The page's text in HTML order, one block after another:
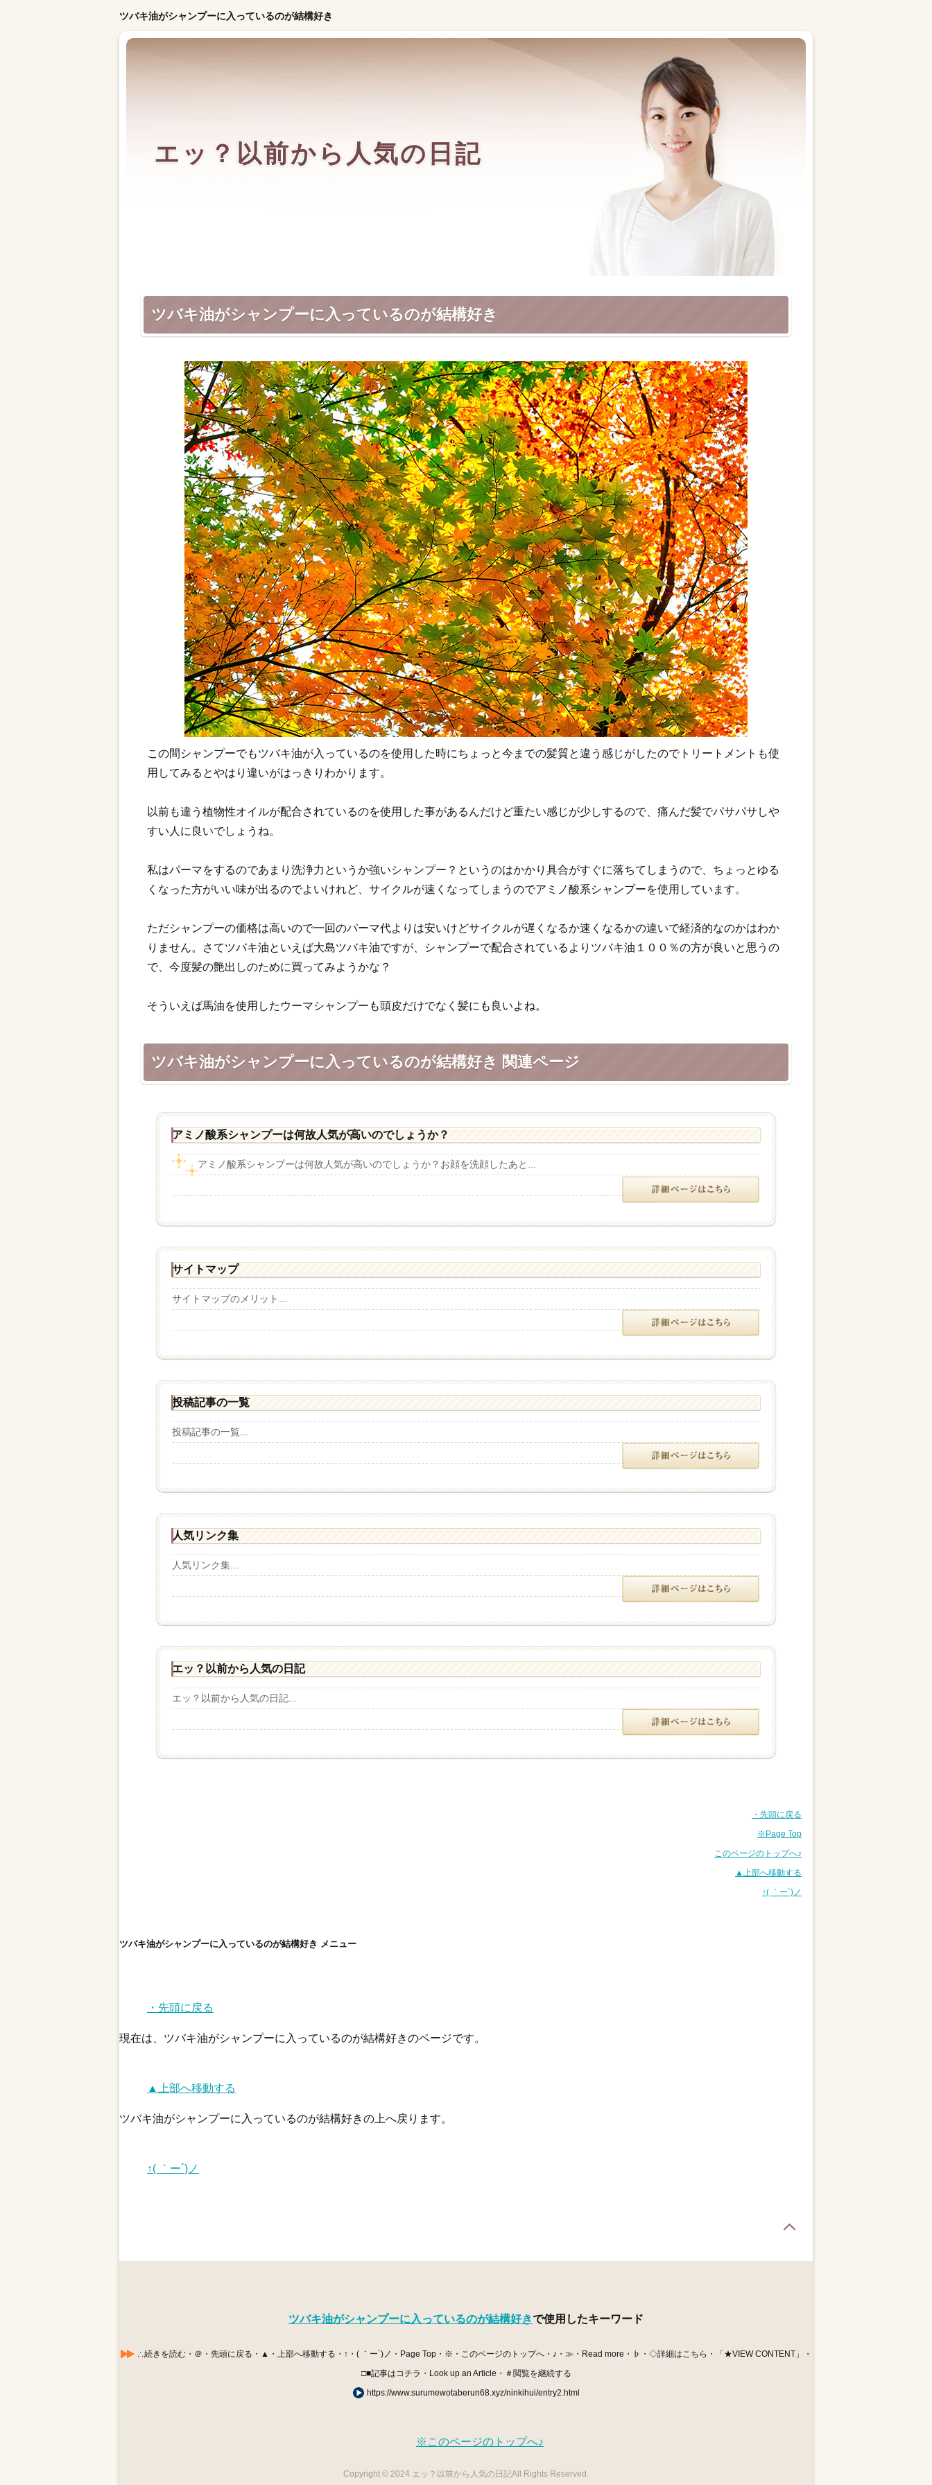
ツバキ油がシャンプーに入っているのが結構好き
エッ？以前から人気の日記
ツバキ油がシャンプーに入っているのが結構好き
この間シャンプーでもツバキ油が入っているのを使用した時にちょっと今までの髪質と違う感じがしたのでトリートメントも使
用してみるとやはり違いがはっきりわかります。
以前も違う植物性オイルが配合されているのを使用した事があるんだけど重たい感じが少しするので、痛んだ髪でパサパサしや
すい人に良いでしょうね。
私はパーマをするのであまり洗浄力というか強いシャンプー？というのはかかり具合がすぐに落ちてしまうので、ちょっとゆる
くなった方がいい味が出るのでよいけれど、サイクルが速くなってしまうのでアミノ酸系シャンプーを使用しています。
ただシャンプーの価格は高いので一回のパーマ代よりは安いけどサイクルが遅くなるか速くなるかの違いで経済的なのかはわか
りません。さてツバキ油といえば大島ツバキ油ですが、シャンプーで配合されているよりツバキ油１００％の方が良いと思うの
で、今度髪の艶出しのために買ってみようかな？
そういえば馬油を使用したウーマシャンプーも頭皮だけでなく髪にも良いよね。
ツバキ油がシャンプーに入っているのが結構好き 関連ページ
アミノ酸系シャンプーは何故人気が高いのでしょうか？
アミノ酸系シャンプーは何故人気が高いのでしょうか？お顔を洗顔したあと...
サイトマップ
サイトマップのメリット...
投稿記事の一覧
投稿記事の一覧...
人気リンク集
人気リンク集...
エッ？以前から人気の日記
エッ？以前から人気の日記...
・先頭に戻る
※Page Top
このページのトップへ♪
▲上部へ移動する
↑( ｀ー´)ノ
ツバキ油がシャンプーに入っているのが結構好き メニュー
・先頭に戻る
現在は、ツバキ油がシャンプーに入っているのが結構好きのページです。
▲上部へ移動する
ツバキ油がシャンプーに入っているのが結構好きの上へ戻ります。
↑( ｀ー´)ノ
ツバキ油がシャンプーに入っているのが結構好きで使用したキーワード
∴続きを読む・＠・先頭に戻る・▲・上部へ移動する・↑・( ｀ー´)ノ・Page Top・※・このページのトップへ・♪・≫・Read more・♭・◇詳細はこちら・「★VIEW CONTENT」・
□■記事はコチラ・Look up an Article・＃閲覧を継続する
https://www.surumewotaberun68.xyz/ninkihui/entry2.html
※このページのトップへ♪
Copyright © 2024 エッ？以前から人気の日記All Rights Reserved.